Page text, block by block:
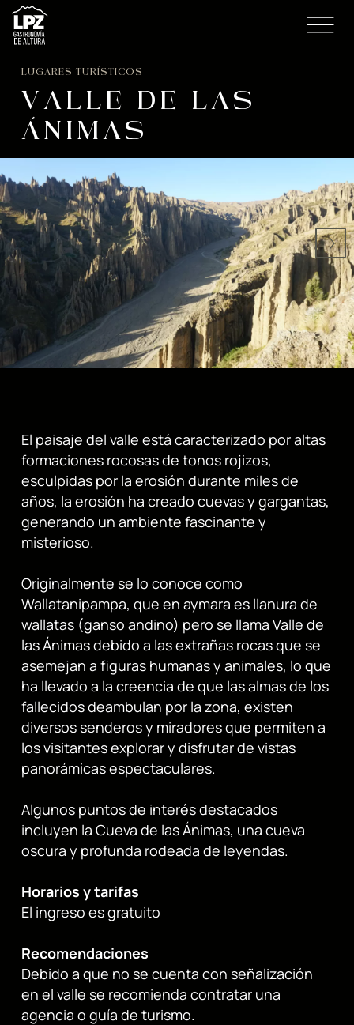
LUGARES TURÍSTICOS
VALLE DE LAS
ÁNIMAS
El paisaje del valle está caracterizado por altas
formaciones rocosas de tonos rojizos,
esculpidas por la erosión durante miles de
años, la erosión ha creado cuevas y gargantas,
generando un ambiente fascinante y
misterioso.
Originalmente se lo conoce como
Wallatanipampa, que en aymara es llanura de
wallatas (ganso andino) pero se llama Valle de
las Ánimas debido a las extrañas rocas que se
asemejan a figuras humanas y animales, lo que
ha llevado a la creencia de que las almas de los
fallecidos deambulan por la zona, existen
diversos senderos y miradores que permiten a
los visitantes explorar y disfrutar de vistas
panorámicas espectaculares.
Algunos puntos de interés destacados
incluyen la Cueva de las Ánimas, una cueva
oscura y profunda rodeada de leyendas.
Horarios y tarifas
El ingreso es gratuito
Recomendaciones
Debido a que no se cuenta con señalización
en el valle se recomienda contratar una
agencia o guía de turismo.